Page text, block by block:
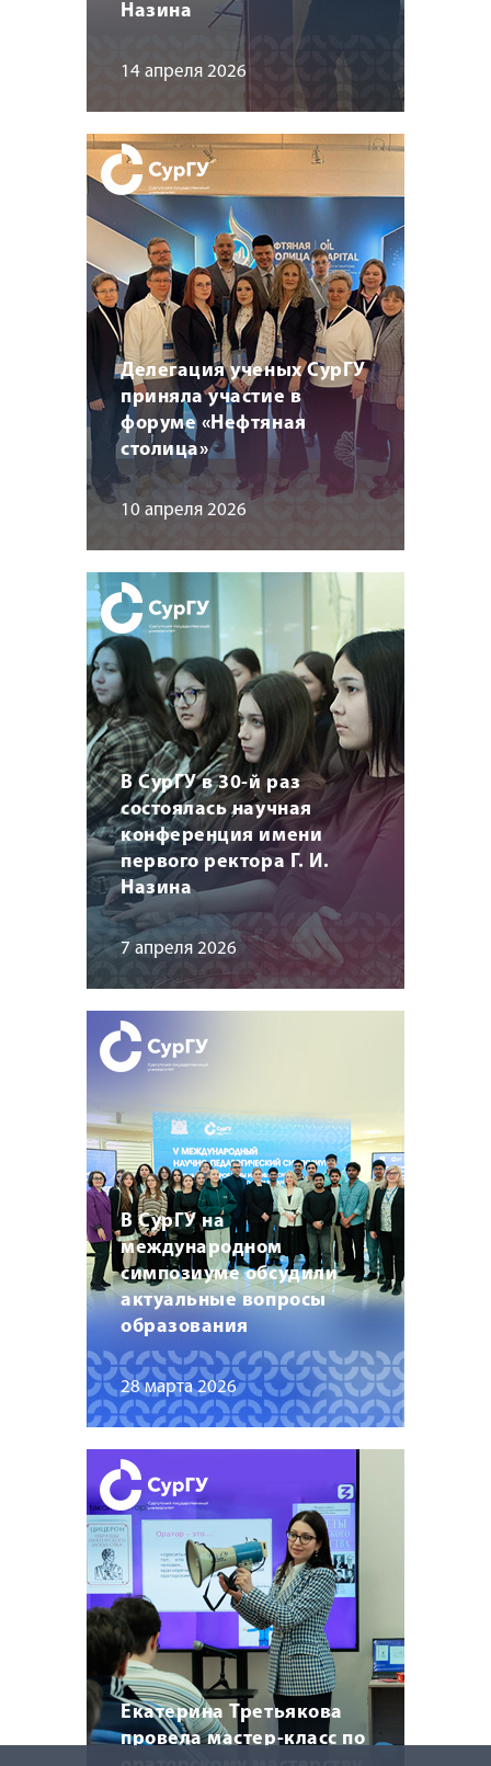
Назина
14 апреля 2026
Делегация ученых СурГУ
приняла участие в
форуме «Нефтяная
столица»
10 апреля 2026
В СурГУ в 30-й раз
состоялась научная
конференция имени
первого ректора Г. И.
Назина
7 апреля 2026
В СурГУ на
международном
симпозиуме обсудили
актуальные вопросы
образования
28 марта 2026
Екатерина Третьякова
провела мастер-класс по